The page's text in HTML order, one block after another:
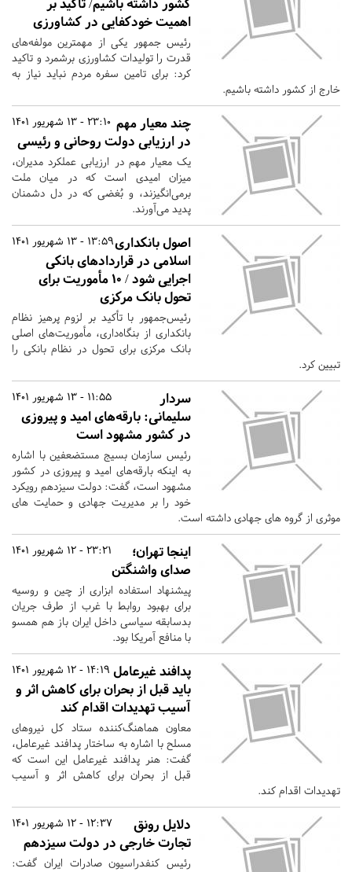
اهمیت خودکفایی در کشاورزی
رئیس جمهور یکی از مهمترین مولفه‌های
قدرت را تولیدات کشاورزی برشمرد و تاکید
کرد: برای تامین سفره مردم نباید نیاز به
خارج از کشور داشته باشیم.
23:10 - 13 شهریور 1401 چند معیار مهم
در ارزیابی دولت روحانی و رئیسی
یک معیار مهم در ارزیابی عملکرد مدیران،
میزان امیدی است که در میان ملت
برمی‌انگیزند، و بُغضی که در دل دشمنان
پدید می‌آورند.
13:59 - 13 شهریور 1401اصول بانکداری
اسلامی در قراردادهای بانکی
اجرایی شود / ۱۰ مأموریت برای
تحول بانک مرکزی
رئیس‌جمهور با تأکید بر لزوم پرهیز نظام
بانکداری از بنگاه‌داری، مأموریت‌های اصلی
بانک مرکزی برای تحول در نظام بانکی را
تبیین کرد.
11:55 - 13 شهریور 1401
سردار
سلیمانی: بارقه‌های امید و پیروزی
در کشور مشهود است
رئیس سازمان بسیج مستضعفین با اشاره
به اینکه بارقه‌های امید و پیروزی در کشور
مشهود است، گفت: دولت سیزدهم رویکرد
خود را بر مدیریت جهادی و حمایت های
موثری از گروه های جهادی داشته است.
23:21 - 12 شهریور 1401
اینجا تهران؛
صدای واشنگتن
پیشنهاد استفاده ابزاری از چین و روسیه
برای بهبود روابط با غرب از طرف جریان
بدسابقه سیاسی داخل ایران باز هم همسو
با منافع آمریکا بود.
14:19 - 12 شهریور 1401 پدافند غیرعامل
باید قبل از بحران برای کاهش اثر و
آسیب تهدیدات اقدام کند
معاون هماهنگ‌کننده ستاد کل نیروهای
مسلح با اشاره به ساختار پدافند غیرعامل،
گفت: هنر پدافند غیرعامل این است که
قبل از بحران برای کاهش اثر و آسیب
تهدیدات اقدام کند.
12:37 - 12 شهریور 1401
دلایل رونق
تجارت خارجی‌ در دولت سیزدهم
رئیس کنفدراسیون صادرات ایران گفت: